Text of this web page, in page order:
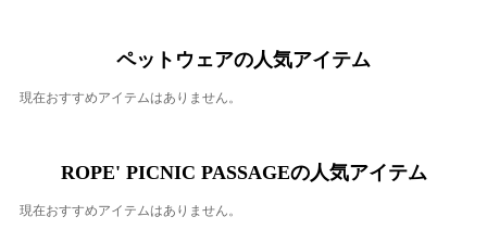
ペットウェアの人気アイテム
現在おすすめアイテムはありません。
ROPE' PICNIC PASSAGEの人気アイテム
現在おすすめアイテムはありません。